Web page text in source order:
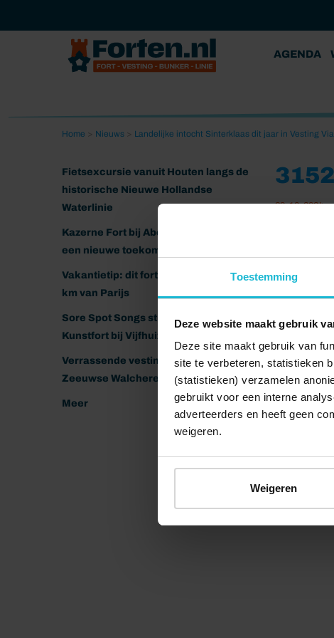
Toestemming
Deze website maakt gebruik
Deze site maakt gebruik van
site te verbeteren, statistieken
(statistieken) verzamelen
gebruikt voor een interne
adverteerders en heeft geen
weigeren.
Weigeren
AGENDA
Home Nieuws Landelijke intocht Sinterklaas dit jaar in Vesting
Fietsexcursie vanuit Houten langs de
historische Nieuwe Hollandse
Waterlinie
Kazerne Fort bij Abcoude klaar voor
een nieuwe toekomst
Vakantietip: dit fort ligt nog geen 20
km van Parijs
Sore Spot Songs strijkt neer op het
Kunstfort bij Vijfhuizen
Verrassende vestingen van het
Zeeuwse Walcheren
Meer
29-10-2024
© 2026 Stichting Forten Nederland